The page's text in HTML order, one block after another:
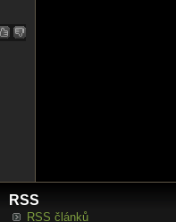
RSS
RSS článků